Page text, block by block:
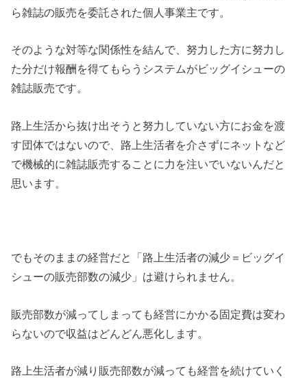
ら雑誌の販売を委託された個人事業主です。
そのような対等な関係性を結んで、努力した方に努力し
た分だけ報酬を得てもらうシステムがビッグイシューの
雑誌販売です。
路上生活から抜け出そうと努力していない方にお金を渡
す団体ではないので、路上生活者を介さずにネットなど
で機械的に雑誌販売することに力を注いでいないんだと
思います。
でもそのままの経営だと「路上生活者の減少＝ビッグイ
シューの販売部数の減少」は避けられません。
販売部数が減ってしまっても経営にかかる固定費は変わ
らないので収益はどんどん悪化します。
路上生活者が減り販売部数が減っても経営を続けていく